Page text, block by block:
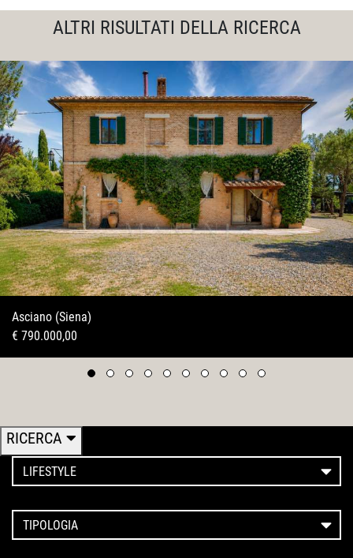
ALTRI RISULTATI DELLA RICERCA
Asciano (Siena)
€ 790.000,00
RICERCA